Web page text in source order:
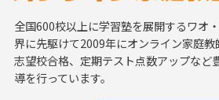
全国600校以上に学習塾を展開するワオ
界に先駆けて2009年にオンライン家庭教
志望校合格、定期テスト点数アップなど
導を行っています。